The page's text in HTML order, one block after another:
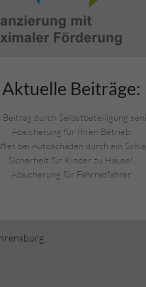
Aktuelle Beiträge:
Beitrag durch Selbstbeteiligung
Absicherung für Ihren Betrieb
bei Autoschäden durch ein
Sicherheit für Kinder zu Hause!
Absicherung für Fahrradfahrer